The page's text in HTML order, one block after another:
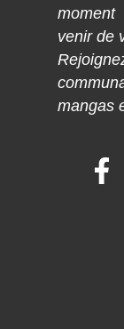
venir de
mangas